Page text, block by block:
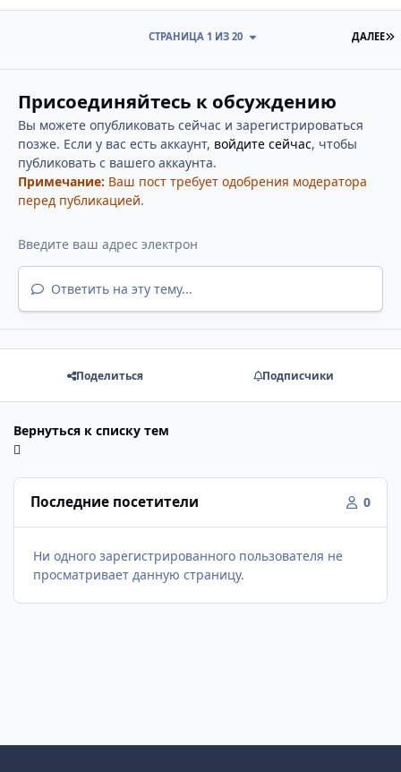
ДАЛЕЕ
СТРАНИЦА 1 ИЗ 20
Присоединяйтесь к обсуждению
Вы можете опубликовать сейчас и зарегистрироваться
позже. Если у вас есть аккаунт, войдите сейчас, чтобы
публиковать с вашего аккаунта.
Примечание: Ваш пост требует одобрения модератора
перед публикацией.
Ответить на эту тему...
Поделиться Подписчики
Вернуться к списку тем
Последние посетители 0
Ни одного зарегистрированного пользователя не
просматривает данную страницу.